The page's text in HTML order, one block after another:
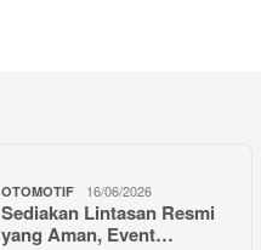
OTOMOTIF 16/06/2026
Sediakan Lintasan Resmi
yang Aman, Event…